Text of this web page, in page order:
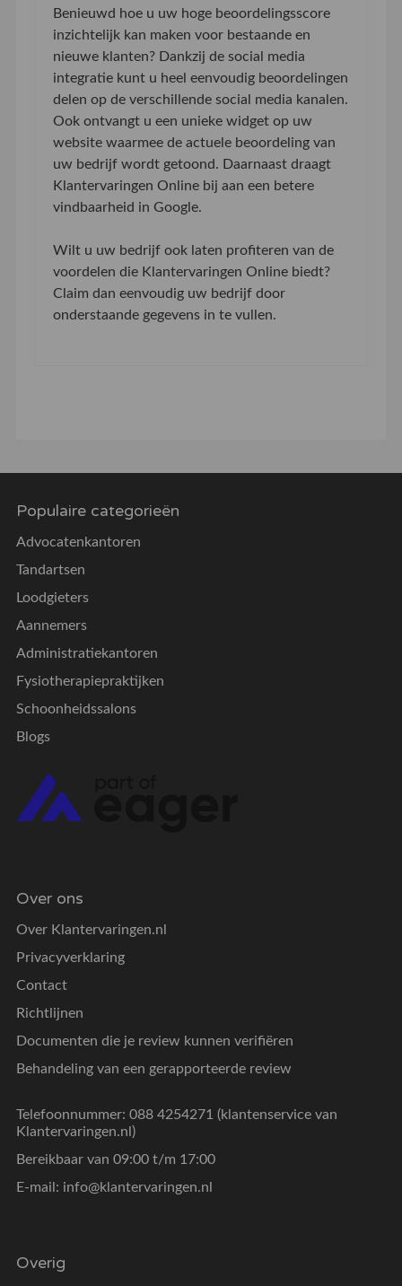
Benieuwd hoe u uw hoge beoordelingsscore
inzichtelijk kan maken voor bestaande en
nieuwe klanten? Dankzij de social media
integratie kunt u heel eenvoudig beoordelingen
delen op de verschillende social media kanalen.
Ook ontvangt u een unieke widget op uw
website waarmee de actuele beoordeling van
uw bedrijf wordt getoond. Daarnaast draagt
Klantervaringen Online bij aan een betere
vindbaarheid in Google.
Wilt u uw bedrijf ook laten profiteren van de
voordelen die Klantervaringen Online biedt?
Claim dan eenvoudig uw bedrijf door
onderstaande gegevens in te vullen.
Populaire categorieën
Advocatenkantoren
Tandartsen
Loodgieters
Aannemers
Administratiekantoren
Fysiotherapiepraktijken
Schoonheidssalons
Blogs
Over ons
Over Klantervaringen.nl
Privacyverklaring
Contact
Richtlijnen
Documenten die je review kunnen verifiëren
Behandeling van een gerapporteerde review
Telefoonnummer: 088 4254271 (klantenservice van
Klantervaringen.nl)
Bereikbaar van 09:00 t/m 17:00
E-mail: info@klantervaringen.nl
Overig